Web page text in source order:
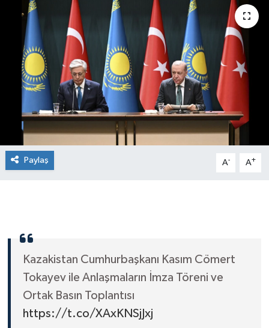
Paylaş A- A+
Kazakistan Cumhurbaşkanı Kasım Cömert
Tokayev ile Anlaşmaların İmza Töreni ve
Ortak Basın Toplantısı
https://t.co/XAxKNSjJxj